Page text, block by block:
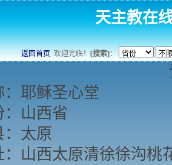
天主教在
返回首页欢迎光临！[搜索]：
：耶稣圣心堂
：山西省
：太原
：山西太原清徐徐沟桃